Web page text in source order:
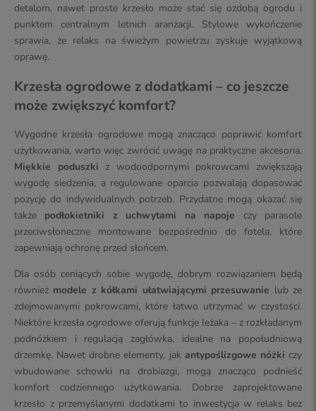
detalom, nawet proste krzesło może stać się ozdobą ogrodu i
punktem centralnym letnich aranżacji. Stylowe wykończenie
sprawia, że relaks na świeżym powietrzu zyskuje wyjątkową
oprawę.
Krzesła ogrodowe z dodatkami – co jeszcze
może zwiększyć komfort?
Wygodne krzesła ogrodowe mogą znacząco poprawić komfort
użytkowania, warto więc zwrócić uwagę na praktyczne akcesoria.
Miękkie poduszki z wodoodpornymi pokrowcami zwiększają
wygodę siedzenia, a regulowane oparcia pozwalają dopasować
pozycję do indywidualnych potrzeb. Przydatne mogą okazać się
także podłokietniki z uchwytami na napoje czy parasole
przeciwsłoneczne montowane bezpośrednio do fotela, które
zapewniają ochronę przed słońcem.
Dla osób ceniących sobie wygodę, dobrym rozwiązaniem będą
również modele z kółkami ułatwiającymi przesuwanie lub ze
zdejmowanymi pokrowcami, które łatwo utrzymać w czystości.
Niektóre krzesła ogrodowe oferują funkcje leżaka – z rozkładanym
podnóżkiem i regulacją zagłówka, idealne na popołudniową
drzemkę. Nawet drobne elementy, jak antypoślizgowe nóżki czy
wbudowane schowki na drobiazgi, mogą znacząco podnieść
komfort codziennego użytkowania. Dobrze zaprojektowane
krzesło z przemyślanymi dodatkami to inwestycja w relaks bez